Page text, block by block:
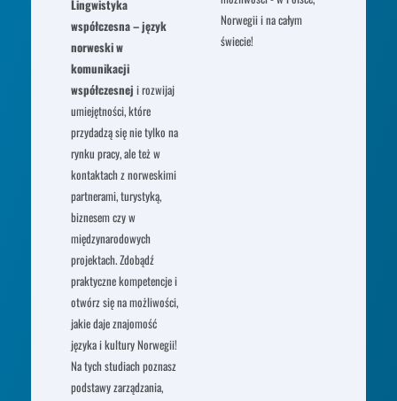
Lingwistyka
współczesna – język
norweski w
komunikacji
współczesnej i rozwijaj
umiejętności, które
przydadzą się nie tylko na
rynku pracy, ale też w
kontaktach z norweskimi
partnerami, turystyką,
biznesem czy w
międzynarodowych
projektach. Zdobądź
praktyczne kompetencje i
otwórz się na możliwości,
jakie daje znajomość
języka i kultury Norwegii!
Na tych studiach poznasz
podstawy zarządzania,
Norwegii i na całym
świecie!